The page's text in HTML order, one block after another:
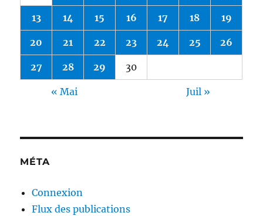
13 14 15 16 17 18 19
20 21 22 23 24 25 26
27 28 29 30
« Mai Juil »
MÉTA
Connexion
Flux des publications